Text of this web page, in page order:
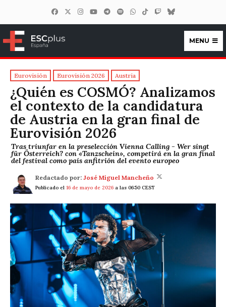
ESCplus España
MENU
Eurovisión Eurovisión 2026 Austria
¿Quién es COSMÓ? Analizamos
el contexto de la candidatura
de Austria en la gran final de
Eurovisión 2026
Tras triunfar en la preselección Vienna Calling - Wer singt
für Österreich? con «Tanzschein», competirá en la gran final
del festival como país anfitrión del evento europeo
Redactado por: José Miguel Mancheño
Publicado el 16 de mayo de 2026 a las 06:50 CEST